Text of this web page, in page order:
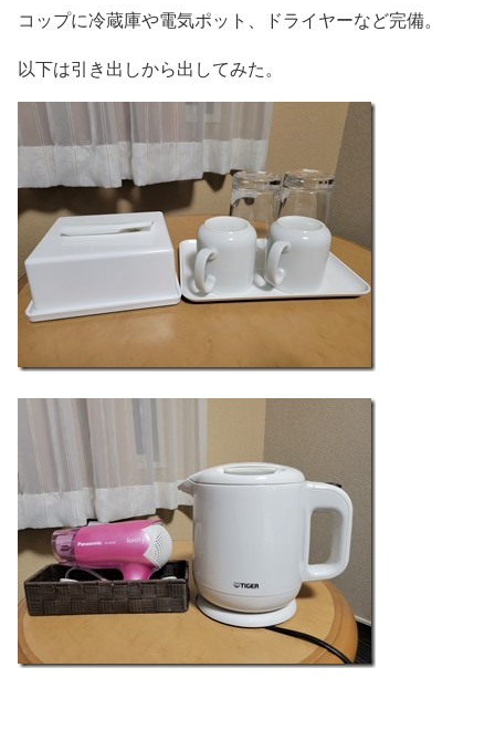
コップに冷蔵庫や電気ポット、ドライヤーなど完備。
以下は引き出しから出してみた。